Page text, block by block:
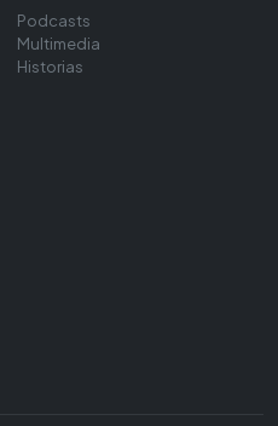
Podcasts
Multimedia
Historias